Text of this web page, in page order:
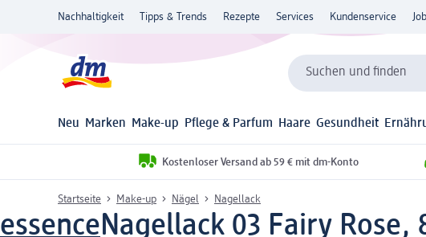
Nachhaltigkeit Tipps & Trends Rezepte Services Kundenservice
Suchen und finden
Neu Marken Make-up Pflege & Parfum Haare Gesundheit
Kostenloser Versand ab 59 € mit dm-Konto
Startseite Make-up Nägel Nagellack
essenceNagellack 03 Fairy Rose,